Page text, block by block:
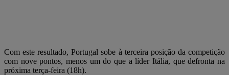
Com este resultado, Portugal sobe à terceira posição da competição
com nove pontos, menos um do que a líder Itália, que defronta na
próxima terça-feira (18h).